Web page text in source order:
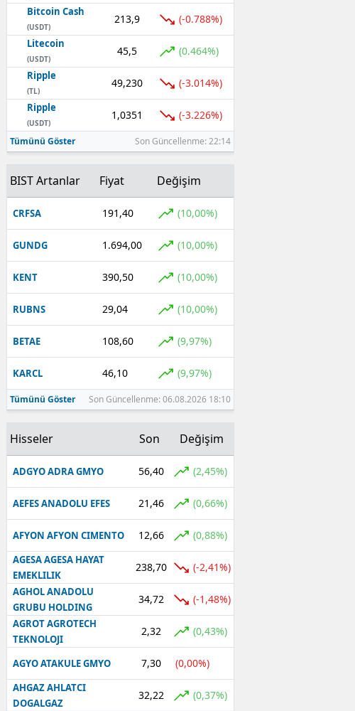
Bitcoin Cash
(USDT)
213,9 (-0.788%)
Litecoin
(USDT)
45,5 (0.464%)
Ripple
(TL)
49,230 (-3.014%)
Ripple
(USDT)
1,0351 (-3.226%)
Tümünü Göster Son Güncellenme: 22:14
BIST Artanlar Fiyat Değişim
CRFSA 191,40 (10,00%)
GUNDG 1.694,00 (10,00%)
KENT 390,50 (10,00%)
RUBNS 29,04 (10,00%)
BETAE 108,60 (9,97%)
KARCL 46,10 (9,97%)
Tümünü Göster Son Güncellenme: 06.08.2026 18:10
Hisseler Son Değişim
ADGYO ADRA GMYO 56,40 (2,45%)
AEFES ANADOLU EFES 21,46 (0,66%)
AFYON AFYON CIMENTO 12,66 (0,88%)
AGESA AGESA HAYAT
EMEKLILIK
238,70 (-2,41%)
AGHOL ANADOLU
GRUBU HOLDING
34,72 (-1,48%)
AGROT AGROTECH
TEKNOLOJI
2,32 (0,43%)
AGYO ATAKULE GMYO 7,30 (0,00%)
AHGAZ AHLATCI
DOGALGAZ
32,22 (0,37%)